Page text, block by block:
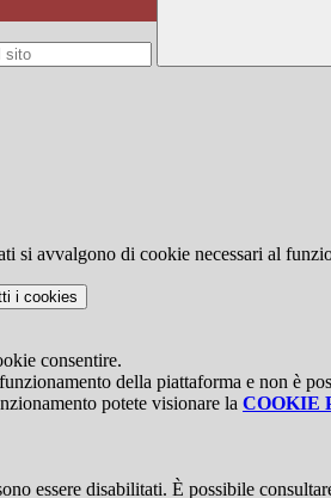
si avvalgono di cookie necessari al
i cookies
consentire.
della piattaforma e non è
potete visionare la COOKIE
essere disabilitati. È possibile